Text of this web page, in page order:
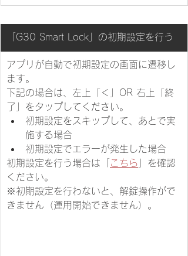
​「G30 Smart Lock」の初期設定を行う
​​アプリが自動で初期設定の画面に遷移し
ます。
下記の場合は、左上「＜」OR 右上「終
了」をタップしてください。
初期設定をスキップして、あとで実
施する場合
初期設定でエラーが発生した場合
初期設定を行う場合は「
こちら 」を確認
ください。
※初期設定を行わないと、解錠操作がで
きません（運用開始できません）。